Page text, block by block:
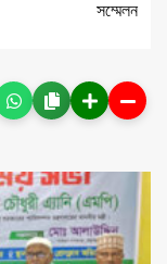
সম্মেলন